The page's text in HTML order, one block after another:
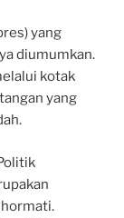
yang
diumumkan.
kotak
yang